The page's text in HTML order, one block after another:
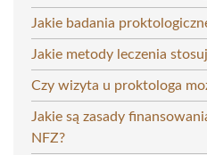
Jakie badania
Jakie metody leczenia
Czy wizyta u proktologa
Jakie są zasady
NFZ?